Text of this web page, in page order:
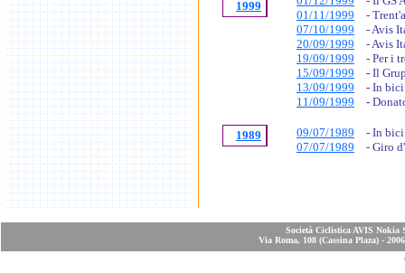
01/11/1999
07/10/1999
20/09/1999
19/09/1999
15/09/1999
13/09/1999
11/09/1999
-
- Avis
- Avis
- Per i
- Il
- In bici
-
1999
09/07/1989
07/07/1989
- In
- Giro
1989
Società Ciclistica AVIS Nokia
Via Roma, 108 (Cassina Plaza) -